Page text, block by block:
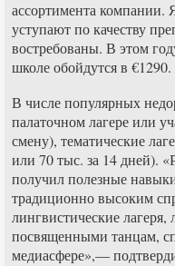
ассортимента компании.
уступают по качеству
востребованы. В этом
школе обойдутся в €1290.
В числе популярных
палаточном лагере или
смену), тематические
или 70 тыс. за 14 дней).
получил полезные
традиционно высоким
лингвистические
посвященными танцам,
медиасфере»,—